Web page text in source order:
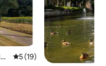
Note moyenne de 5 sur 5,
5 (19)